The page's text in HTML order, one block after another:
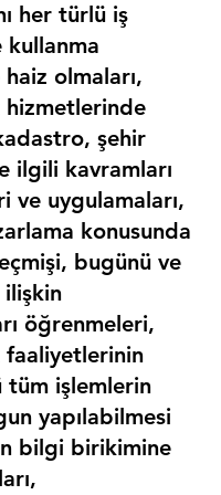
her türlü iş
kullanma
olmaları,
hizmetlerinde
şehir
ilgili kavramları
ve uygulamaları,
konusunda
bugünü ve
ilişkin
öğrenmeleri,
faaliyetlerinin
işlemlerin
yapılabilmesi
bilgi birikimine